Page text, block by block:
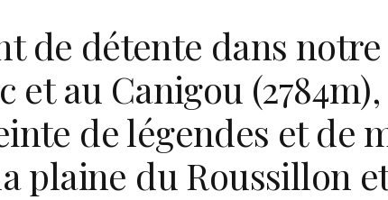
de détente dans
et au Canigou
de légendes et de
plaine du Roussillon